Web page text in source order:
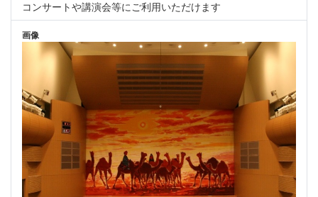
コンサートや講演会等にご利用いただけます
画像